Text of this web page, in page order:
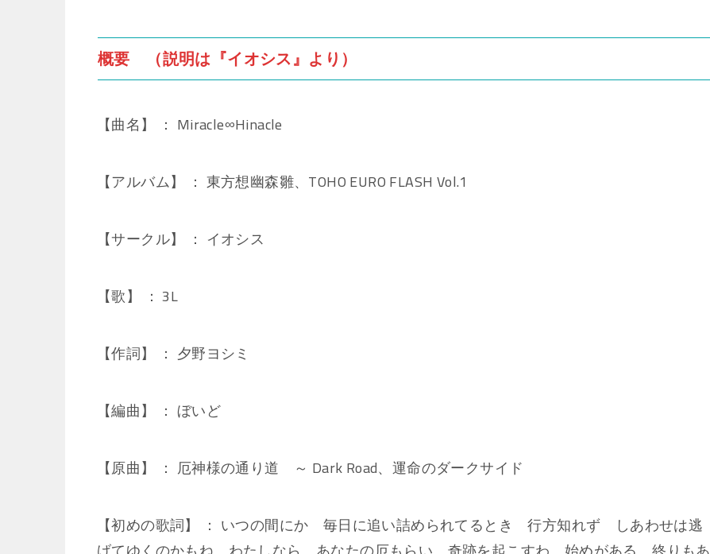
概要 （説明は『イオシス』より）
【曲名】 ： Miracle∞Hinacle
【アルバム】 ： 東方想幽森雛、TOHO EURO FLASH Vol.1
【サークル】 ： イオシス
【歌】 ： 3L
【作詞】 ： 夕野ヨシミ
【編曲】 ： ぼいど
【原曲】 ： 厄神様の通り道 ～ Dark Road、運命のダークサイド
【初めの歌詞】 ： いつの間にか 毎日に追い詰められてるとき 行方知れず しあわせは逃